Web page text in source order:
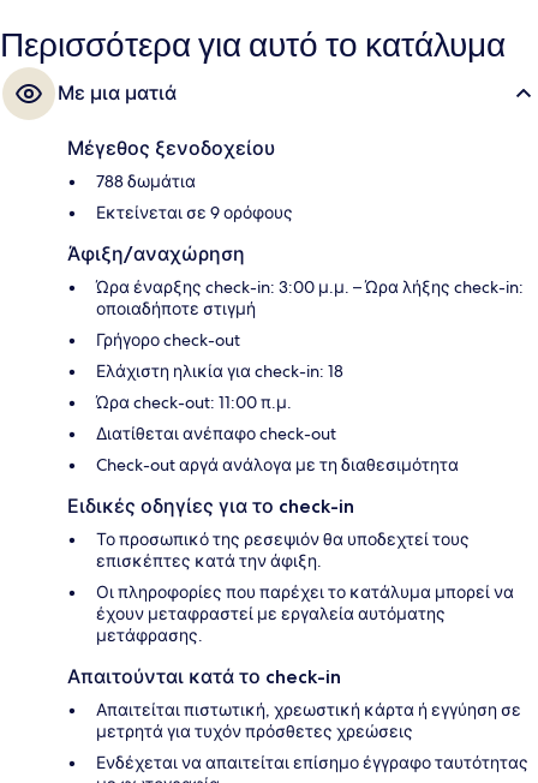
τα αξιοθέατα και επειδή είναι σε κοντινή απόσταση με τα πόδια
από τα μέσα μαζικής μεταφοράς: το σημείο επιβίβασης Σταθμός
Μετρό του Κόβεντ Γκάρντεν απέχει 5 λεπτά και το σημείο
επιβίβασης Σταθμός Μετρό Charing Cross απέχει 6 λεπτά.
Περισσότερα για αυτό το κατάλυμα
Με μια ματιά
Μέγεθος ξενοδοχείου
788 δωμάτια
Εκτείνεται σε 9 ορόφους
Άφιξη/αναχώρηση
Ώρα έναρξης check-in: 3:00 μ.μ. – Ώρα λήξης check-in:
οποιαδήποτε στιγμή
Γρήγορο check-out
Ελάχιστη ηλικία για check-in: 18
Ώρα check-out: 11:00 π.μ.
Διατίθεται ανέπαφο check-out
Check-out αργά ανάλογα με τη διαθεσιμότητα
Ειδικές οδηγίες για το check-in
Το προσωπικό της ρεσεψιόν θα υποδεχτεί τους
επισκέπτες κατά την άφιξη.
Οι πληροφορίες που παρέχει το κατάλυμα μπορεί να
έχουν μεταφραστεί με εργαλεία αυτόματης
μετάφρασης.
Απαιτούνται κατά το check-in
Απαιτείται πιστωτική, χρεωστική κάρτα ή εγγύηση σε
μετρητά για τυχόν πρόσθετες χρεώσεις
Ενδέχεται να απαιτείται επίσημο έγγραφο ταυτότητας